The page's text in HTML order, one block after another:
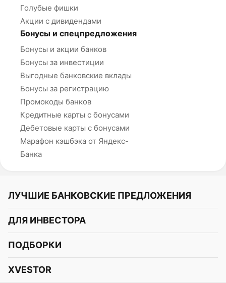
Голубые фишки
Акции с дивидендами
Бонусы и спецпредложения
Бонусы и акции банков
Бонусы за инвестиции
Выгодные банковские вклады
Бонусы за регистрацию
Промокоды банков
Кредитные карты с бонусами
Дебетовые карты с бонусами
Марафон кэшбэка от Яндекс-
Банка
ЛУЧШИЕ БАНКОВСКИЕ ПРЕДЛОЖЕНИЯ
Альфа-Банк
СБЕР
Газпромбанк
ДЛЯ ИНВЕСТОРА
Курс акций
Курс облигаций
ПОДБОРКИ
Подборки акций
XVESTOR